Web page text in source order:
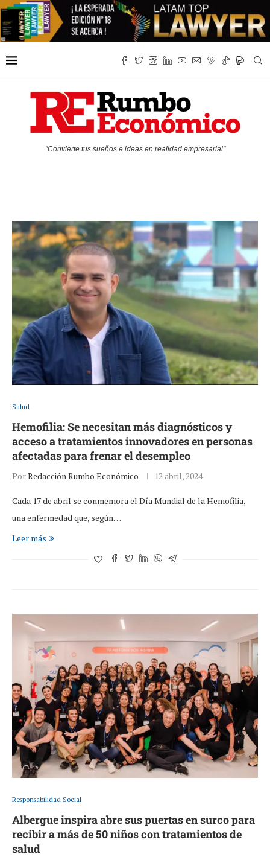
"Convierte tus sueños e ideas en realidad empresarial"
Salud
Hemofilia: Se necesitan más diagnósticos y
acceso a tratamientos innovadores en personas
afectadas para frenar el desempleo
PorRedacción Rumbo Económico 12 abril, 2024
Cada 17 de abril se conmemora el Día Mundial de la Hemofilia,
una enfermedad que, según…
Leer más
Responsabilidad Social
Albergue inspira abre sus puertas en surco para
recibir a más de 50 niños con tratamientos de
salud